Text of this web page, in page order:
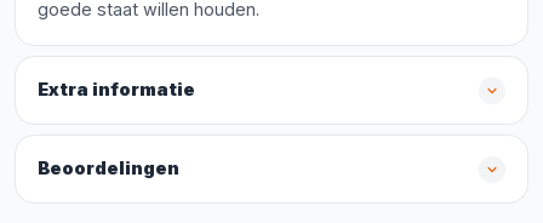
goede staat willen houden.
Extra informatie
Beoordelingen